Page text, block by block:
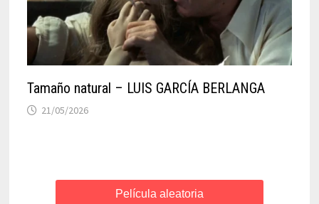
Tamaño natural – LUIS GARCÍA BERLANGA
21/05/2026
Película aleatoria